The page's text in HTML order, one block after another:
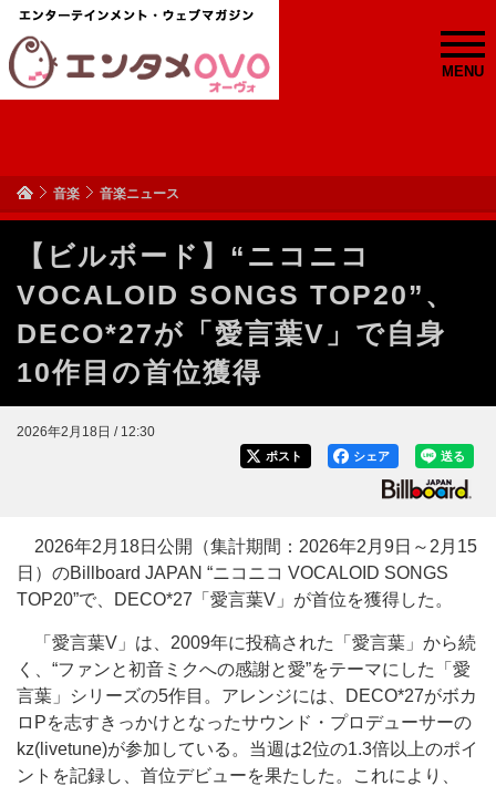
MENU
音楽 音楽ニュース
【ビルボード】“ニコニコ
VOCALOID SONGS TOP20”、
DECO*27が「愛言葉V」で自身
10作目の首位獲得
2026年2月18日 / 12:30
送る
シェア
ポスト
2026年2月18日公開（集計期間：2026年2月9日～2月15
日）のBillboard JAPAN “ニコニコ VOCALOID SONGS
TOP20”で、DECO*27「愛言葉V」が首位を獲得した。
「愛言葉V」は、2009年に投稿された「愛言葉」から続
く、“ファンと初音ミクへの感謝と愛”をテーマにした「愛
言葉」シリーズの5作目。アレンジには、DECO*27がボカ
ロPを志すきっかけとなったサウンド・プロデューサーの
kz(livetune)が参加している。当週は2位の1.3倍以上のポイ
ントを記録し、首位デビューを果たした。これにより、